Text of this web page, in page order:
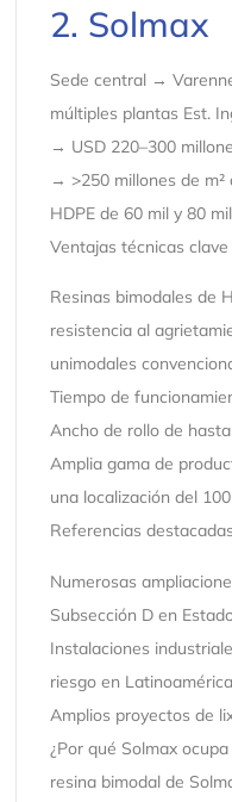
2. Solmax
Sede central →
múltiples plantas Est.
→ USD 220–300
→ >250 millones de
HDPE de 60 mil y 80
Ventajas técnicas clave
Resinas bimodales de
resistencia al
unimodales
Tiempo de
Ancho de rollo de
Amplia gama de
una localización del
Referencias
Numerosas
Subsección D en
Instalaciones
riesgo en Latinoamérica
Amplios proyectos de
¿Por qué Solmax
resina bimodal de